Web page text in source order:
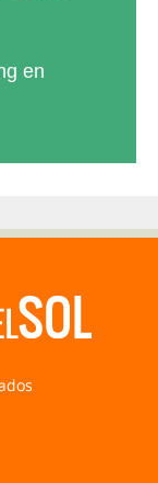
en